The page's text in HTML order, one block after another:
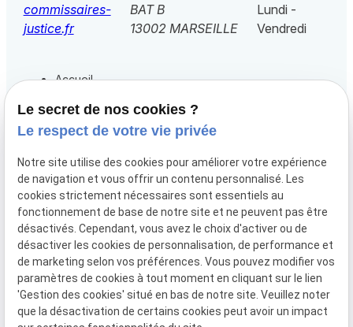
commissaires-
justice.fr
BAT B
13002 MARSEILLE
Lundi -
Vendredi
Accueil
L'étude commissaire de justice
Nos prestations
Nos tarifs
Paiement en ligne
Actualités
Contact
Mentions
légales
Politique de
confidentialité
Gestion
des
Plan du
site
Le secret de nos cookies ?
Le respect de votre vie privée
Notre site utilise des cookies pour améliorer votre expérience
de navigation et vous offrir un contenu personnalisé. Les
cookies strictement nécessaires sont essentiels au
fonctionnement de base de notre site et ne peuvent pas être
désactivés. Cependant, vous avez le choix d'activer ou de
désactiver les cookies de personnalisation, de performance et
de marketing selon vos préférences. Vous pouvez modifier vos
paramètres de cookies à tout moment en cliquant sur le lien
'Gestion des cookies' situé en bas de notre site. Veuillez noter
que la désactivation de certains cookies peut avoir un impact